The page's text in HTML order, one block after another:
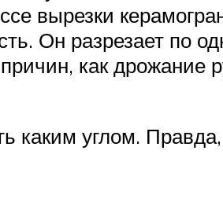
вырезки
Он разрезает по
как дрожание
каким углом.